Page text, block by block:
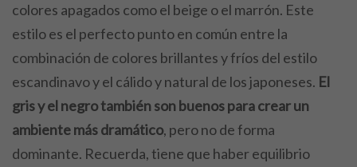
colores apagados como el beige o el marrón. Este
estilo es el perfecto punto en común entre la
combinación de colores brillantes y fríos del estilo
escandinavo y el cálido y natural de los japoneses. El
gris y el negro también son buenos para crear un
ambiente más dramático, pero no de forma
dominante. Recuerda, tiene que haber equilibrio